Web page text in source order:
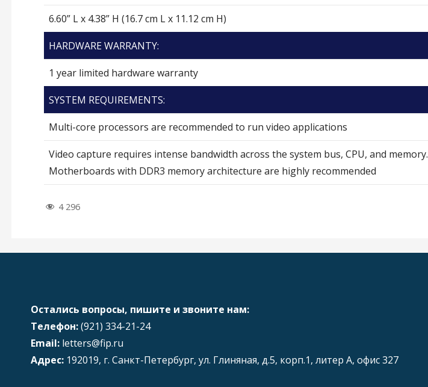
6.60” L x 4.38” H (16.7 cm L x 11.12 cm H)
HARDWARE WARRANTY:
1 year limited hardware warranty
SYSTEM REQUIREMENTS:
Multi-core processors are recommended to run video applications
Video capture requires intense bandwidth across the system bus, CPU, and memory.
Motherboards with DDR3 memory architecture are highly recommended
4 296
Остались вопросы, пишите и звоните нам:
Телефон:(921) 334-21-24
Email: letters@fip.ru
Адрес:192019, г. Санкт-Петербург, ул. Глиняная, д.5, корп.1, литер А, офис 327